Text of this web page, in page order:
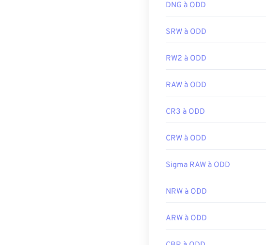
DNG à ODD
SRW à ODD
RW2 à ODD
RAW à ODD
CR3 à ODD
CRW à ODD
Sigma RAW à ODD
NRW à ODD
ARW à ODD